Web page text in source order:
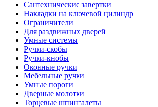
Сантехнические завертки
Накладки на ключевой цилиндр
Ограничители
Для раздвижных дверей
Умные системы
Ручки-скобы
Ручки-кнобы
Оконные ручки
Мебельные ручки
Умные пороги
Дверные молотки
Торцевые шпингалеты